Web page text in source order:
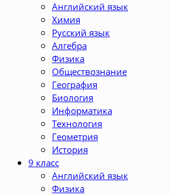
Английский язык
Химия
Русский язык
Алгебра
Физика
Обществознание
География
Биология
Информатика
Технология
Геометрия
История
9 класс
Английский язык
Физика